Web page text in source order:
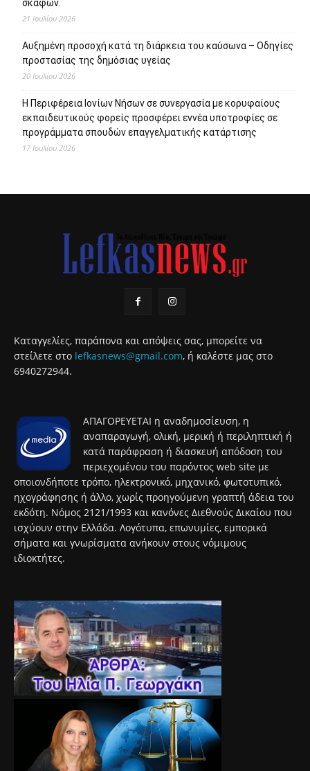
σκαφών.
21 Ιουλίου 2026
Αυξημένη προσοχή κατά τη διάρκεια του καύσωνα – Οδηγίες
προστασίας της δημόσιας υγείας
20 Ιουλίου 2026
Η Περιφέρεια Ιονίων Νήσων σε συνεργασία με κορυφαίους
εκπαιδευτικούς φορείς προσφέρει εννέα υποτροφίες σε
προγράμματα σπουδών επαγγελματικής κατάρτισης
17 Ιουλίου 2026
Καταγγελίες, παράπονα και απόψεις σας, μπορείτε να
στείλετε στο lefkasnews@gmail.com, ή καλέστε μας στο
6940272944.
ΑΠΑΓΟΡΕΥΕΤΑΙ η αναδημοσίευση, η
αναπαραγωγή, ολική, μερική ή περιληπτική ή
κατά παράφραση ή διασκευή απόδοση του
περιεχομένου του παρόντος web site με
οποιονδήποτε τρόπο, ηλεκτρονικό, μηχανικό, φωτοτυπικό,
ηχογράφησης ή άλλο, χωρίς προηγούμενη γραπτή άδεια του
εκδότη. Νόμος 2121/1993 και κανόνες Διεθνούς Δικαίου που
ισχύουν στην Ελλάδα. Λογότυπα, επωνυμίες, εμπορικά
σήματα και γνωρίσματα ανήκουν στους νόμιμους
ιδιοκτήτες.